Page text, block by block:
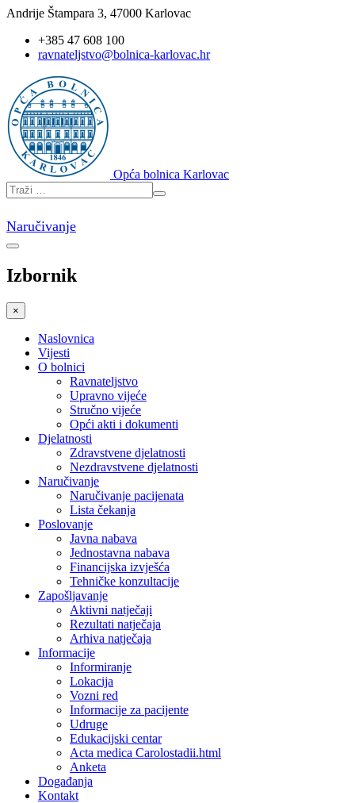
Andrije Štampara 3, 47000 Karlovac
+385 47 608 100
ravnateljstvo@bolnica-karlovac.hr
Opća bolnica Karlovac
Naručivanje
Izbornik
×
Naslovnica
Vijesti
O bolnici
Ravnateljstvo
Upravno vijeće
Stručno vijeće
Opći akti i dokumenti
Djelatnosti
Zdravstvene djelatnosti
Nezdravstvene djelatnosti
Naručivanje
Naručivanje pacijenata
Lista čekanja
Poslovanje
Javna nabava
Jednostavna nabava
Financijska izvješća
Tehničke konzultacije
Zapošljavanje
Aktivni natječaji
Rezultati natječaja
Arhiva natječaja
Informacije
Informiranje
Lokacija
Vozni red
Informacije za pacijente
Udruge
Edukacijski centar
Acta medica Carolostadii.html
Anketa
Događanja
Kontakt